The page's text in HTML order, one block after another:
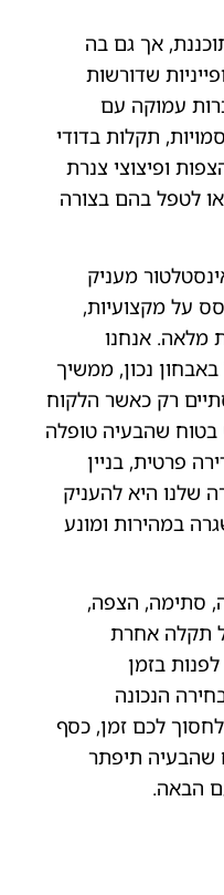
אך גם בה
שדורשות
עמוקה עם
תקלות בדודי
ופיצוצי צנרת
לטפל בהם בצורה
מעניק
על מקצועיות,
מלאה. אנחנו
נכון, ממשיך
רק כאשר הלקוח
בטוח שהבעיה טופלה
פרטית, בניין
שלנו היא להעניק
במהירות ומונע
סתימה, הצפה,
תקלה אחרת
בזמן
הנכונה
לחסוך לכם זמן, כסף
שהבעיה תיפתר
הבאה.